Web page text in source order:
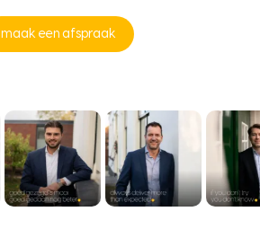
maak een afspraak